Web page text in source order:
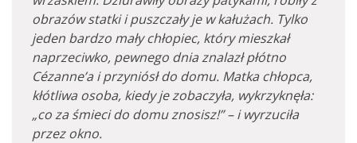
obrazów statki i puszczały je w kałużach. Tylko
jeden bardzo mały chłopiec, który mieszkał
naprzeciwko, pewnego dnia znalazł płótno
Cézanne’a i przyniósł do domu. Matka chłopca,
kłótliwa osoba, kiedy je zobaczyła, wykrzyknęła:
„co za śmieci do domu znosisz!” – i wyrzuciła
przez okno.